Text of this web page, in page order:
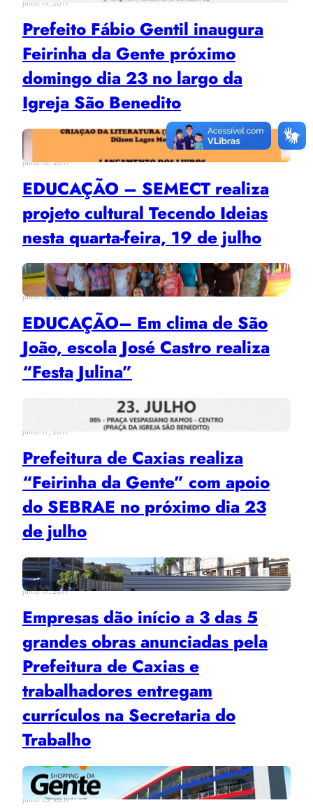
julho 19, 2017
Prefeito Fábio Gentil inaugura
Feirinha da Gente próximo
domingo dia 23 no largo da
Igreja São Benedito
julho 18, 2017
EDUCAÇÃO – SEMECT realiza
projeto cultural Tecendo Ideias
nesta quarta-feira, 19 de julho
julho 18, 2017
EDUCAÇÃO– Em clima de São
João, escola José Castro realiza
“Festa Julina”
julho 17, 2017
Prefeitura de Caxias realiza
“Feirinha da Gente” com apoio
do SEBRAE no próximo dia 23
de julho
julho 17, 2017
Empresas dão início a 3 das 5
grandes obras anunciadas pela
Prefeitura de Caxias e
trabalhadores entregam
currículos na Secretaria do
Trabalho
julho 15, 2017